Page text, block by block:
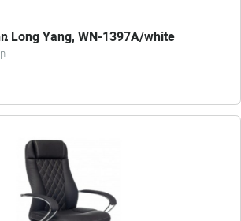
Yang, WN-1397A/white